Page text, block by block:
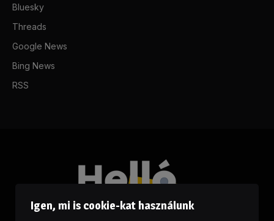
Bluesky
Threads
Google News
Bing News
RSS
Igen, mi is cookie-kat használunk